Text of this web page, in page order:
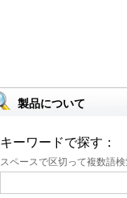
製品について
キーワードで探す：
スペースで区切って複数語